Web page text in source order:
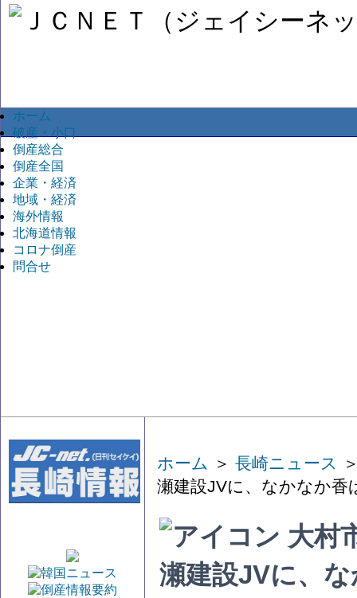
ホーム
破産・小口
倒産総合
倒産全国
企業・経済
地域・経済
海外情報
北海道情報
コロナ倒産
問合せ
ホーム ＞ 長崎ニュース
瀬建設JVに、なかなか
大村
瀬建設JVに、